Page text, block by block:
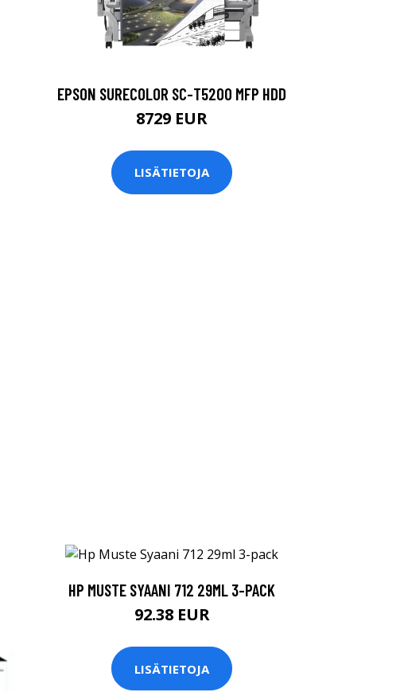
EPSON SURECOLOR SC-T5200 MFP HDD
8729 EUR
LISÄTIETOJA
HP MUSTE SYAANI 712 29ML 3-PACK
92.38 EUR
LISÄTIETOJA